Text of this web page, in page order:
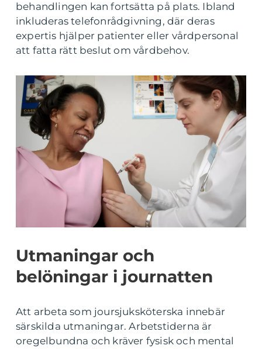
behandlingen kan fortsätta på plats. Ibland
inkluderas telefonrådgivning, där deras
expertis hjälper patienter eller vårdpersonal
att fatta rätt beslut om vårdbehov.
Utmaningar och
belöningar i journatten
Att arbeta som joursjuksköterska innebär
särskilda utmaningar. Arbetstiderna är
oregelbundna och kräver fysisk och mental